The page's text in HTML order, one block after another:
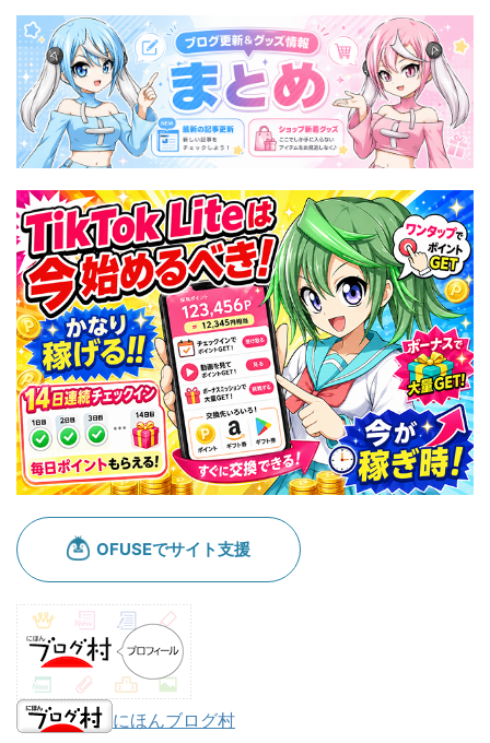
にほんブログ村